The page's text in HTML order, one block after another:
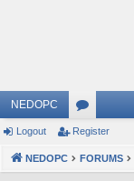
NEDOPC
or
u
Logout Register
NEDOPC FORUMS